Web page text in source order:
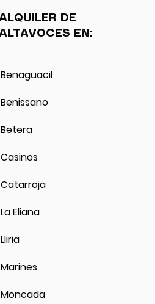
impiden la celebración del
pendiente de un cambio de
ALQUILER DE
ALTAVOCES EN:
Benaguacil
Benissano
Betera
Casinos
Catarroja
La Eliana
Lliria
Marines
Moncada